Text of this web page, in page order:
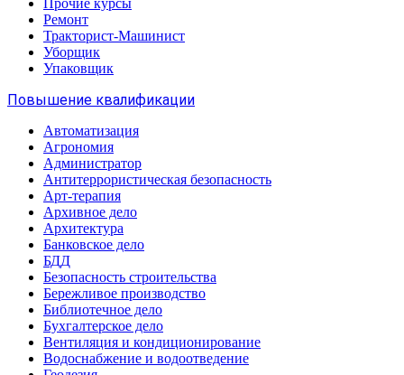
Прочие курсы
Ремонт
Тракторист-Машинист
Уборщик
Упаковщик
Повышение квалификации
Автоматизация
Агрономия
Администратор
Антитеррористическая безопасность
Арт-терапия
Архивное дело
Архитектура
Банковское дело
БДД
Безопасность строительства
Бережливое производство
Библиотечное дело
Бухгалтерское дело
Вентиляция и кондиционирование
Водоснабжение и водоотведение